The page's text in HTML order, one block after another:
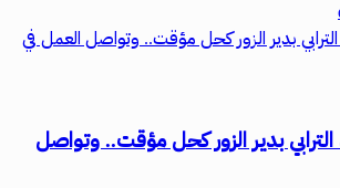
بدير الزور كحل مؤقت.. وتواصل